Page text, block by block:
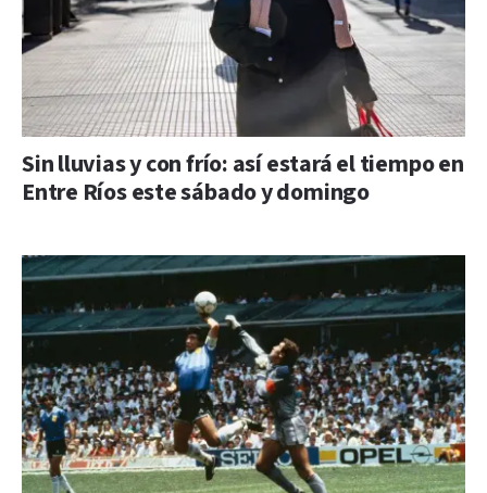
Sin lluvias y con frío: así estará el tiempo en
Entre Ríos este sábado y domingo